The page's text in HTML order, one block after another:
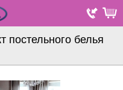
постельного белья